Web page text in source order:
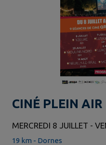
CINÉ PLEIN AIR
MERCREDI 8 JUILLET -
19 km - Dornes